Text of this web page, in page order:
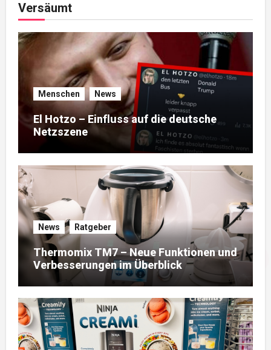
Versäumt
Menschen News
El Hotzo – Einfluss auf die deutsche
Netzszene
News Ratgeber
Thermomix TM7 – Neue Funktionen und
Verbesserungen im Überblick